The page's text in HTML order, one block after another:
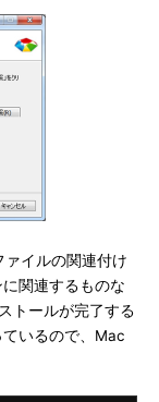
イルの関連付け
関連するものな
トールが完了する
いるので、Mac